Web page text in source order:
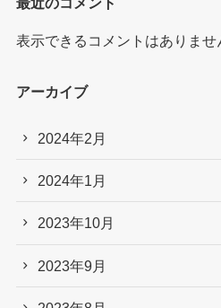
表示できるコメントはありませ
アーカイブ
2024年2月
2024年1月
2023年10月
2023年9月